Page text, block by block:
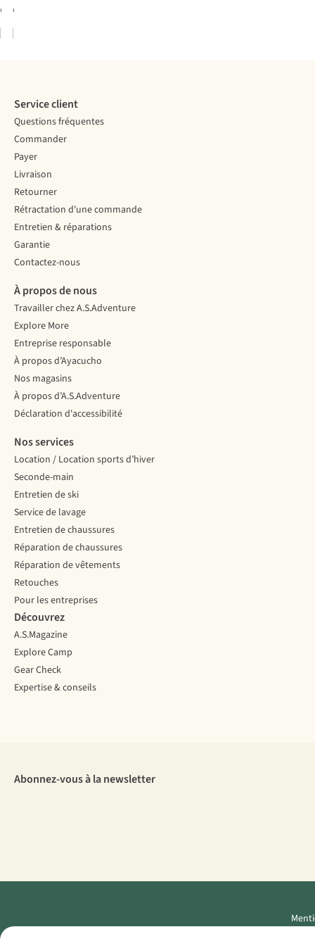
disponible
disponible
Service client
Questions fréquentes
Commander
Payer
Livraison
Retourner
Rétractation d'une commande
Entretien & réparations
Garantie
Contactez-nous
À propos de nous
Travailler chez A.S.Adventure
Explore More
Entreprise responsable
À propos d’Ayacucho
Nos magasins
À propos d’A.S.Adventure
Déclaration d'accessibilité
Nos services
Location / Location sports d’hiver
Seconde-main
Entretien de ski
Service de lavage
Entretien de chaussures
Réparation de chaussures
Réparation de vêtements
Retouches
Pour les entreprises
Découvrez
A.S.Magazine
Explore Camp
Gear Check
Expertise & conseils
Abonnez-vous à la newsletter